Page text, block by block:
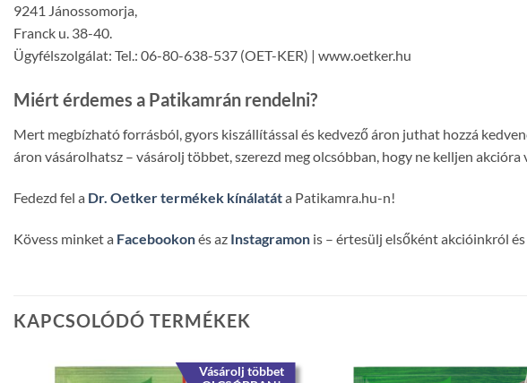
9241 Jánossomorja,
Franck u. 38-40.
Ügyfélszolgálat: Tel.: 06-80-638-537 (OET-KER) | www.oetker.hu
Miért érdemes a Patikamrán rendelni?
Mert megbízható forrásból, gyors kiszállítással és kedvező áron juthat hozzá
áron vásárolhatsz – vásárolj többet, szerezd meg olcsóbban, hogy ne kelljen akcióra
Fedezd fel a Dr. Oetker termékek kínálatáta Patikamra.hu-n!
Kövess minket a Facebookonés az Instagramon is – értesülj elsőként akcióinkról
KAPCSOLÓDÓ TERMÉKEK
Vásárolj többet